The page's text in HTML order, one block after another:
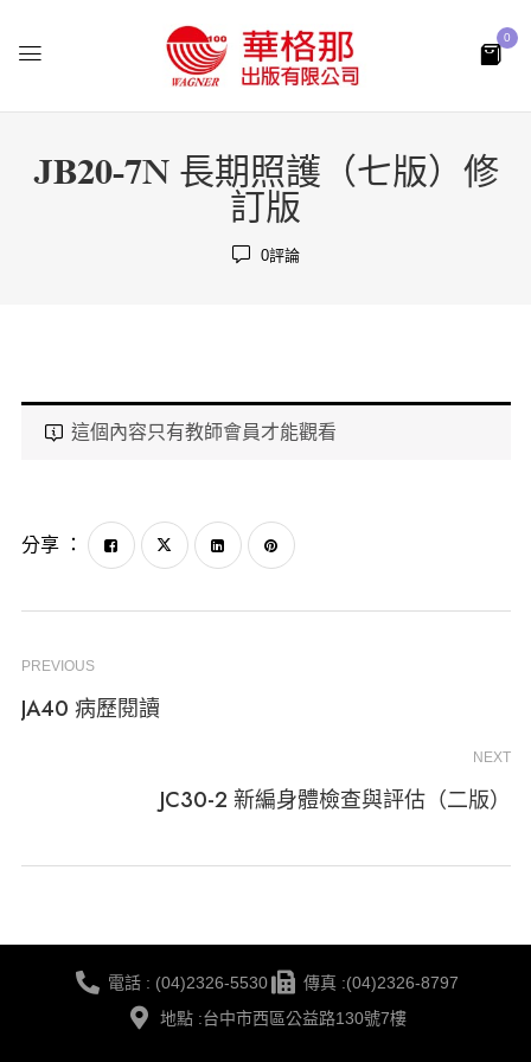
0
JB20-7N 長期照護（七版）修
訂版
0評論
這個內容只有教師會員才能觀看
分享 ：
PREVIOUS
JA40 病歷閱讀
NEXT
JC30-2 新編身體檢查與評估（二版）
電話 : (04)2326-5530
傳真 :(04)2326-8797
地點 :台中市西區公益路130號7樓